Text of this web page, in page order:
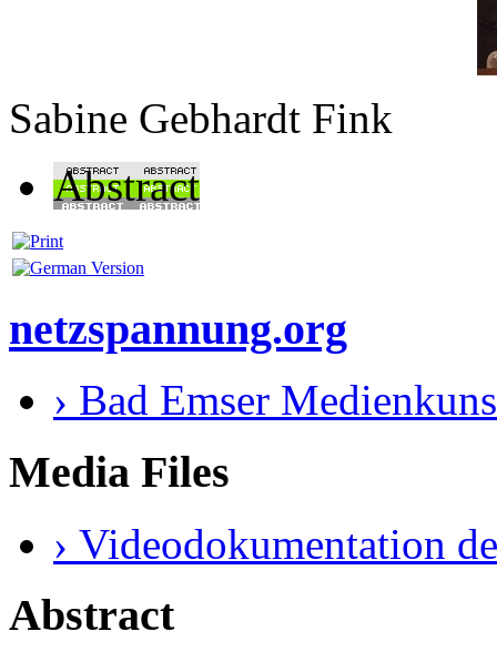
Sabine Gebhardt Fink
Abstract
netzspannung.org
› Bad Emser
Media Files
› Videodokumentation
Abstract